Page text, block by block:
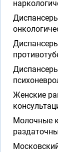
Женские
Молочные